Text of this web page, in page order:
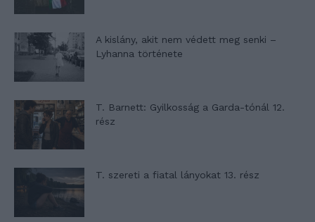
A kislány, akit nem védett meg senki –
Lyhanna története
T. Barnett: Gyilkosság a Garda-tónál 12.
rész
T. szereti a fiatal lányokat 13. rész